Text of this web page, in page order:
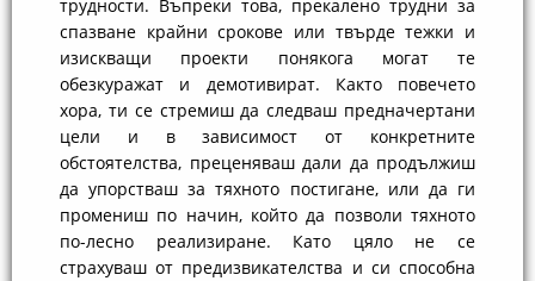
трудности. Въпреки това, прекалено трудни за
спазване крайни срокове или твърде тежки и
изискващи проекти понякога могат те
обезкуражат и демотивират. Както повечето
хора, ти се стремиш да следваш предначертани
цели и в зависимост от конкретните
обстоятелства, преценяваш дали да продължиш
да упорстваш за тяхното постигане, или да ги
промениш по начин, който да позволи тяхното
по-лесно реализиране. Като цяло не се
страхуваш от предизвикателства и си способна